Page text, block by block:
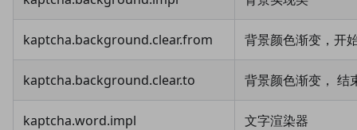
kaptcha.background.clear.from 背景颜色渐变，开
kaptcha.background.clear.to 背景颜色渐变， 结
kaptcha.word.impl 文字渲染器